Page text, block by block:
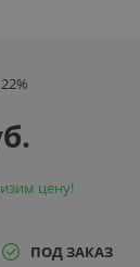
цену!
ПОД ЗАКАЗ